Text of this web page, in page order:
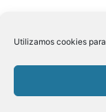
Utilizamos cookies
Precio